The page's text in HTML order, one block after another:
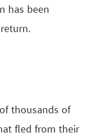
has been
thousands of
fled from their